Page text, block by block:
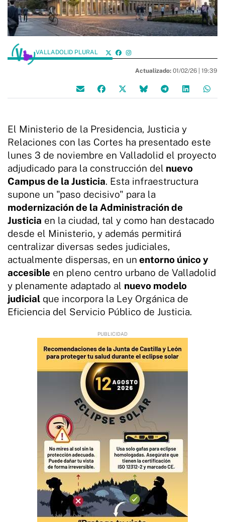
VALLADOLID PLURAL
Actualizado: 01/02/26 | 19:39
El Ministerio de la Presidencia, Justicia y
Relaciones con las Cortes ha presentado este
lunes 3 de noviembre en Valladolid el proyecto
adjudicado para la construcción del nuevo
Campus de la Justicia. Esta infraestructura
supone un "paso decisivo" para la
modernización de la Administración de
Justicia en la ciudad, tal y como han destacado
desde el Ministerio, y además permitirá
centralizar diversas sedes judiciales,
actualmente dispersas, en un entorno único y
accesible en pleno centro urbano de Valladolid
y plenamente adaptado al nuevo modelo
judicial que incorpora la Ley Orgánica de
Eficiencia del Servicio Público de Justicia.